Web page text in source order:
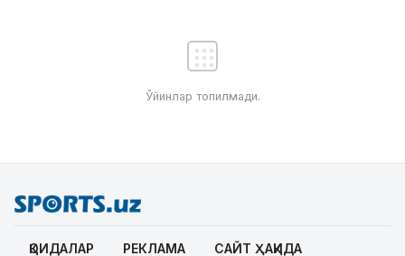
Ўйинлар топилмади.
ҚОИДАЛАР РЕКЛАМА САЙТ ҲАҚИДА